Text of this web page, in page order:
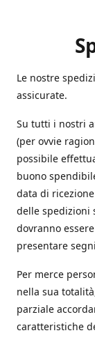
Le nostre
assicurate.
Su tutti i nostri
(per ovvie
possibile
buono
data di
delle spedizioni
dovranno
presentare
Per merce
nella sua
parziale
caratteristiche